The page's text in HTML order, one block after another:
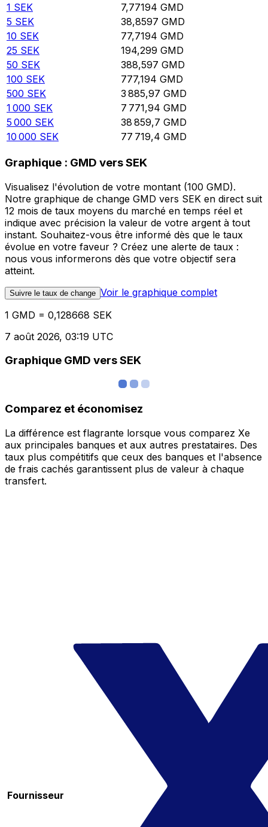
1 SEK 7,77194 GMD
5 SEK 38,8597 GMD
10 SEK 77,7194 GMD
25 SEK 194,299 GMD
50 SEK 388,597 GMD
100 SEK 777,194 GMD
500 SEK 3 885,97 GMD
1 000 SEK 7 771,94 GMD
5 000 SEK 38 859,7 GMD
10 000 SEK 77 719,4 GMD
Graphique : GMD vers SEK
Visualisez l'évolution de votre montant (100 GMD).
Notre graphique de change GMD vers SEK en direct suit
12 mois de taux moyens du marché en temps réel et
indique avec précision la valeur de votre argent à tout
instant. Souhaitez-vous être informé dès que le taux
évolue en votre faveur ? Créez une alerte de taux :
nous vous informerons dès que votre objectif sera
atteint.
Suivre le taux de change Voir le graphique complet
1 GMD = 0,128668 SEK
7 août 2026, 03:19 UTC
Graphique GMD vers SEK
Comparez et économisez
La différence est flagrante lorsque vous comparez Xe
aux principales banques et aux autres prestataires. Des
taux plus compétitifs que ceux des banques et l'absence
de frais cachés garantissent plus de valeur à chaque
transfert.
Fournisseur